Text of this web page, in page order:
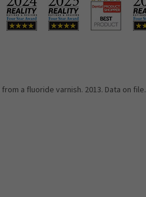
a fluoride varnish. 2013. Data on file.